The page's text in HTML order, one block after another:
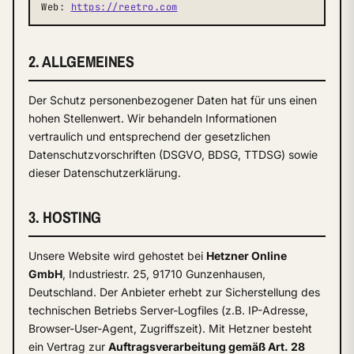
Web: https://reetro.com
2. ALLGEMEINES
Der Schutz personenbezogener Daten hat für uns einen
hohen Stellenwert. Wir behandeln Informationen
vertraulich und entsprechend der gesetzlichen
Datenschutzvorschriften (DSGVO, BDSG, TTDSG) sowie
dieser Datenschutzerklärung.
3. HOSTING
Unsere Website wird gehostet bei Hetzner Online
GmbH, Industriestr. 25, 91710 Gunzenhausen,
Deutschland. Der Anbieter erhebt zur Sicherstellung des
technischen Betriebs Server-Logfiles (z.B. IP-Adresse,
Browser-User-Agent, Zugriffszeit). Mit Hetzner besteht
ein Vertrag zur Auftragsverarbeitung gemäß Art. 28